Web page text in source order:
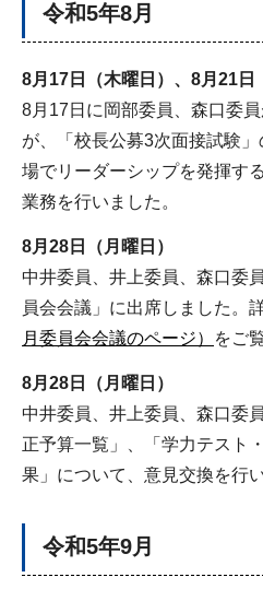
令和5年8月
8月17日（木曜日）、8月21日
8月17日に岡部委員、森口委
が、「校長公募3次面接試験
場でリーダーシップを発揮す
業務を行いました。
8月28日（月曜日）
中井委員、井上委員、森口委
員会会議」に出席しました。
月委員会会議のページ）
をご
8月28日（月曜日）
中井委員、井上委員、森口委
正予算一覧」、「学力テスト
果」について、意見交換を行
令和5年9月